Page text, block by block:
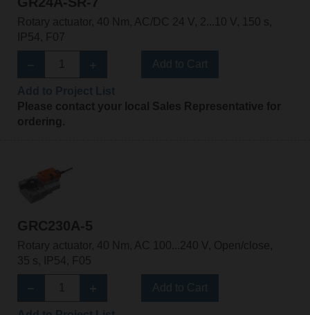
Rotary actuator, 40 Nm, AC/DC 24 V, 2...10 V, 150 s,
IP54, F07
Please contact your local Sales Representative for
ordering.
GRC230A-5
Rotary actuator, 40 Nm, AC 100...240 V, Open/close,
35 s, IP54, F05